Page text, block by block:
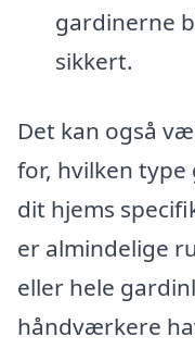
gardinerne
sikkert.
Det kan også
for, hvilken type
dit hjems
er almindelige
eller hele
håndværkere